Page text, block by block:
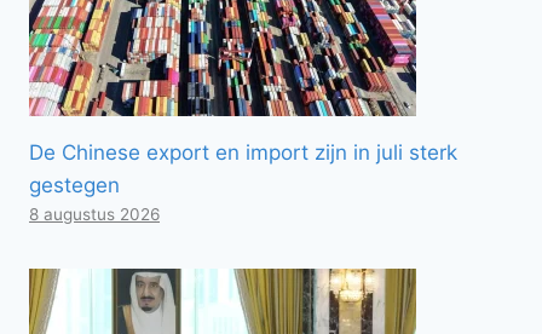
De Chinese export en import zijn in juli sterk
gestegen
8 augustus 2026